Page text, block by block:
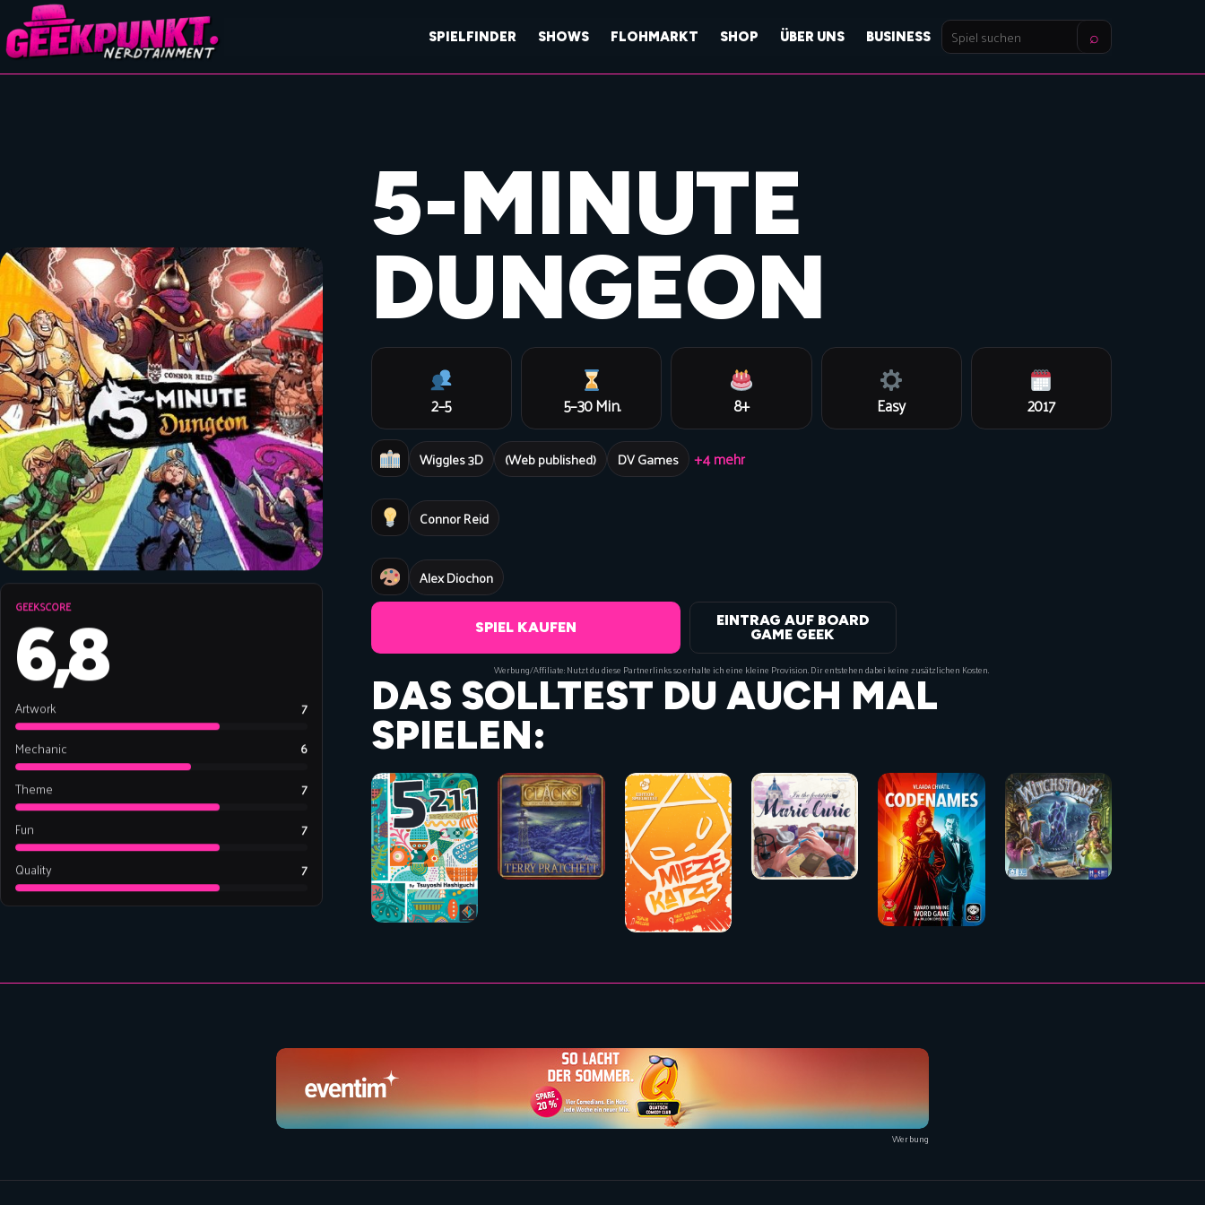
SPIELFINDER SHOWS FLOHMARKT SHOP ÜBER UNS BUSINESS
Spiel
suchen
⌕
GEEKSCORE
6,8
Artwork
7
Mechanic
6
Theme
7
Fun
7
Quality
7
5-MINUTE
DUNGEON
2–5 5–30 Min. 8+ Easy 2017
Wiggles 3D (Web published) DV Games +4 mehr
Connor Reid
Alex Diochon
SPIEL KAUFEN
EINTRAG AUF BOARD
GAME GEEK
Werbung/Affiliate: Nutzt du diese Partnerlinks so erhalte ich eine kleine Provision. Dir entstehen dabei keine zusätzlichen Kosten.
DAS SOLLTEST DU AUCH MAL
SPIELEN:
Werbung